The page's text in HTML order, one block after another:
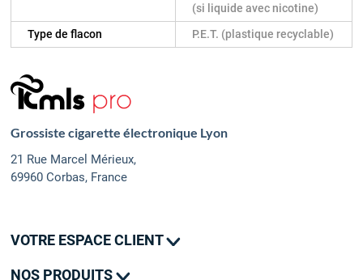
(si liquide avec nicotine)
Type de flacon
P.E.T. (plastique recyclable)
Grossiste cigarette électronique Lyon
21 Rue Marcel Mérieux,
69960 Corbas, France
VOTRE ESPACE CLIENT
NOS PRODUITS